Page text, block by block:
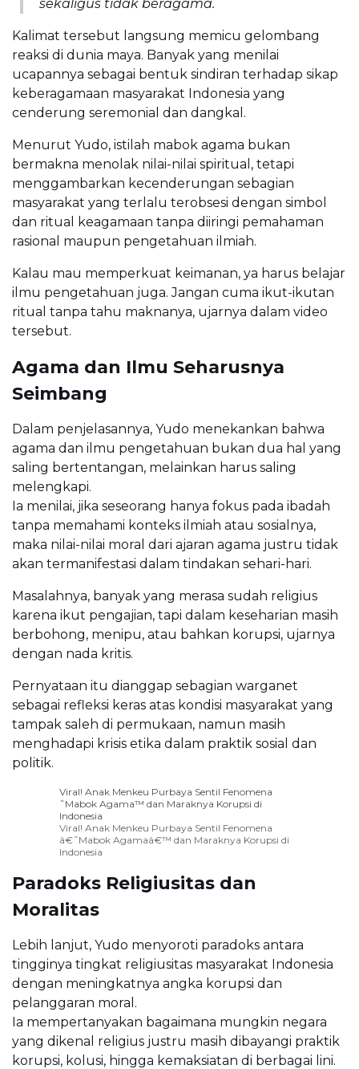
sekaligus tidak beragama.
Kalimat tersebut langsung memicu gelombang
reaksi di dunia maya. Banyak yang menilai
ucapannya sebagai bentuk sindiran terhadap sikap
keberagamaan masyarakat Indonesia yang
cenderung seremonial dan dangkal.
Menurut Yudo, istilah mabok agama bukan
bermakna menolak nilai-nilai spiritual, tetapi
menggambarkan kecenderungan sebagian
masyarakat yang terlalu terobsesi dengan simbol
dan ritual keagamaan tanpa diiringi pemahaman
rasional maupun pengetahuan ilmiah.
Kalau mau memperkuat keimanan, ya harus belajar
ilmu pengetahuan juga. Jangan cuma ikut-ikutan
ritual tanpa tahu maknanya, ujarnya dalam video
tersebut.
Agama dan Ilmu Seharusnya
Seimbang
Dalam penjelasannya, Yudo menekankan bahwa
agama dan ilmu pengetahuan bukan dua hal yang
saling bertentangan, melainkan harus saling
melengkapi.
Ia menilai, jika seseorang hanya fokus pada ibadah
tanpa memahami konteks ilmiah atau sosialnya,
maka nilai-nilai moral dari ajaran agama justru tidak
akan termanifestasi dalam tindakan sehari-hari.
Masalahnya, banyak yang merasa sudah religius
karena ikut pengajian, tapi dalam keseharian masih
berbohong, menipu, atau bahkan korupsi, ujarnya
dengan nada kritis.
Pernyataan itu dianggap sebagian warganet
sebagai refleksi keras atas kondisi masyarakat yang
tampak saleh di permukaan, namun masih
menghadapi krisis etika dalam praktik sosial dan
politik.
Viral! Anak Menkeu Purbaya Sentil Fenomena
˜Mabok Agama™ dan Maraknya Korupsi di
Indonesia
Viral! Anak Menkeu Purbaya Sentil Fenomena
â€˜Mabok Agamaâ€™ dan Maraknya Korupsi di
Indonesia
Paradoks Religiusitas dan
Moralitas
Lebih lanjut, Yudo menyoroti paradoks antara
tingginya tingkat religiusitas masyarakat Indonesia
dengan meningkatnya angka korupsi dan
pelanggaran moral.
Ia mempertanyakan bagaimana mungkin negara
yang dikenal religius justru masih dibayangi praktik
korupsi, kolusi, hingga kemaksiatan di berbagai lini.